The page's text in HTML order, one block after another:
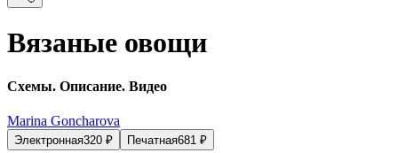
Вязаные овощи
Схемы. Описание. Видео
Marina Goncharova
Электронная320 ₽ Печатная681 ₽